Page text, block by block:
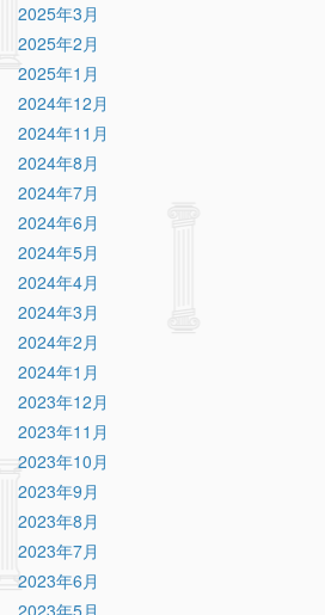
2025年3月
2025年2月
2025年1月
2024年12月
2024年11月
2024年8月
2024年7月
2024年6月
2024年5月
2024年4月
2024年3月
2024年2月
2024年1月
2023年12月
2023年11月
2023年10月
2023年9月
2023年8月
2023年7月
2023年6月
2023年5月